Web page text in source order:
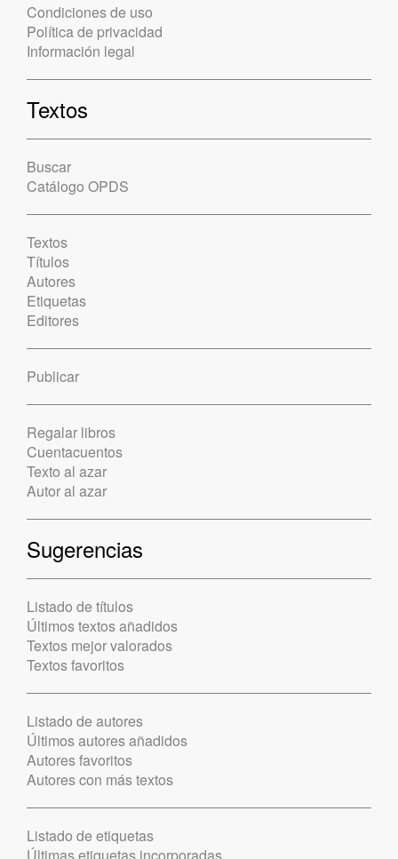
Condiciones de uso
Política de privacidad
Información legal
Textos
Buscar
Catálogo OPDS
Textos
Títulos
Autores
Etiquetas
Editores
Publicar
Regalar libros
Cuentacuentos
Texto al azar
Autor al azar
Sugerencias
Listado de títulos
Últimos textos añadidos
Textos mejor valorados
Textos favoritos
Listado de autores
Últimos autores añadidos
Autores favoritos
Autores con más textos
Listado de etiquetas
Últimas etiquetas incorporadas